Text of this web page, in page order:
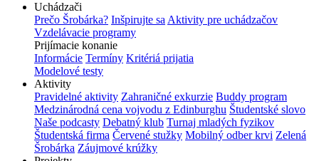
Uchádzači
Prečo Šrobárka? Inšpirujte sa Aktivity pre uchádzačov
Vzdelávacie programy
Prijímacie konanie
Informácie Termíny Kritériá prijatia
Modelové testy
Aktivity
Pravidelné aktivity Zahraničné exkurzie Buddy program
Medzinárodná cena vojvodu z Edinburghu Študentské slovo
Naše podcasty Debatný klub Turnaj mladých fyzikov
Študentská firma Červené stužky Mobilný odber krvi Zelená
Šrobárka Záujmové krúžky